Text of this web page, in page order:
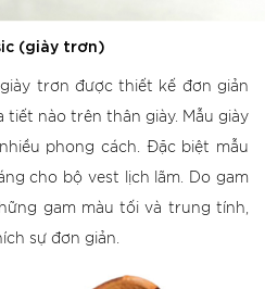
(giày trơn)
trơn được thiết kế đơn giản
tiết nào trên thân giày. Mẫu giày
phong cách. Đặc biệt mẫu
cho bộ vest lịch lãm. Do gam
gam màu tối và trung tính,
sự đơn giản.